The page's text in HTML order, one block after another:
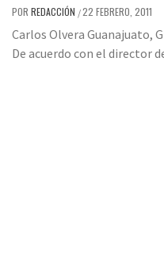
POR REDACCIÓN /22 FEBRERO, 2011
Carlos Olvera Guanajuato,
De acuerdo con el director